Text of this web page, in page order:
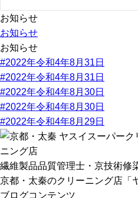
お知らせ
お知らせ
お知らせ
#2022年令和4年8月31日
#2022年令和4年8月31日
#2022年令和4年8月30日
#2022年令和4年8月30日
#2022年令和4年8月29日
繊維製品品質管理士・京技術修
京都・太秦のクリーニング店「
ブログコンテンツ